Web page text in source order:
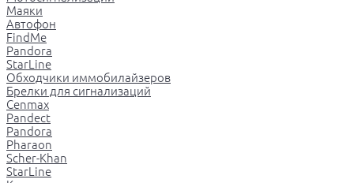
Маяки
Автофон
FindMe
Pandora
StarLine
Обходчики иммобилайзеров
Брелки для сигнализаций
Cenmax
Pandect
Pandora
Pharaon
Scher-Khan
StarLine